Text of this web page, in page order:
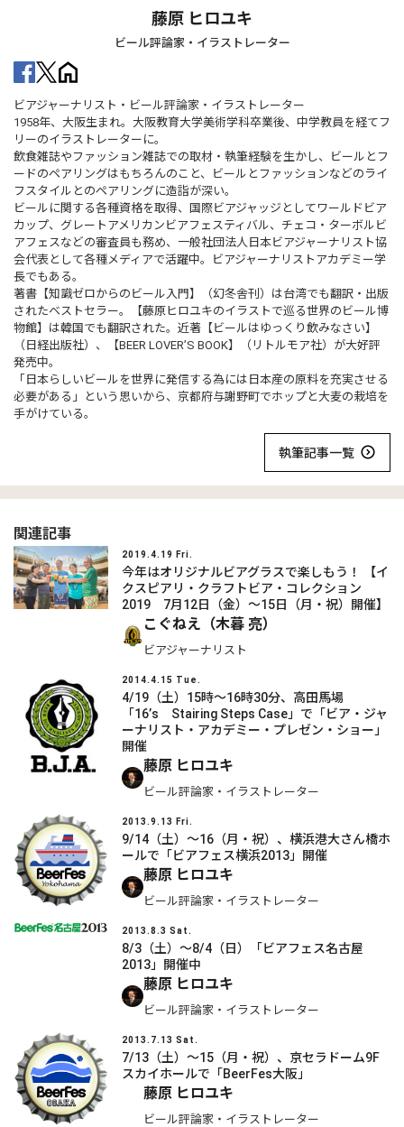
藤原 ヒロユキ
ビール評論家・イラストレーター
ビアジャーナリスト・ビール評論家・イラストレーター
1958年、大阪生まれ。大阪教育大学美術学科卒業後、中学教員を経てフ
リーのイラストレーターに。
飲食雑誌やファッション雑誌での取材・執筆経験を生かし、ビールとフ
ードのペアリングはもちろんのこと、ビールとファッションなどのライ
フスタイルとのペアリングに造詣が深い。
ビールに関する各種資格を取得、国際ビアジャッジとしてワールドビア
カップ、グレートアメリカンビアフェスティバル、チェコ・ターボルビ
アフェスなどの審査員も務め、一般社団法人日本ビアジャーナリスト協
会代表として各種メディアで活躍中。ビアジャーナリストアカデミー学
長でもある。
著書【知識ゼロからのビール入門】（幻冬舎刊）は台湾でも翻訳・出版
されたベストセラー。【藤原ヒロユキのイラストで巡る世界のビール博
物館】は韓国でも翻訳された。近著【ビールはゆっくり飲みなさい】
（日経出版社）、【BEER LOVER’S BOOK】（リトルモア社）が大好評
発売中。
「日本らしいビールを世界に発信する為には日本産の原料を充実させる
必要がある」という思いから、京都府与謝野町でホップと大麦の栽培を
手がけている。
執筆記事一覧
関連記事
2019.4.19 Fri.
今年はオリジナルビアグラスで楽しもう！ 【イ
クスピアリ・クラフトビア・コレクション
2019 7月12日（金）～15日（月・祝）開催】
こぐねえ（木暮 亮）
ビアジャーナリスト
2014.4.15 Tue.
4/19（土）15時～16時30分、高田馬場
「16’s Stairing Steps Case」で「ビア・ジャ
ーナリスト・アカデミー・プレゼン・ショー」
開催
藤原 ヒロユキ
ビール評論家・イラストレーター
2013.9.13 Fri.
9/14（土）～16（月・祝）、横浜港大さん橋ホ
ールで「ビアフェス横浜2013」開催
藤原 ヒロユキ
ビール評論家・イラストレーター
2013.8.3 Sat.
8/3（土）～8/4（日）「ビアフェス名古屋
2013」開催中
藤原 ヒロユキ
ビール評論家・イラストレーター
2013.7.13 Sat.
7/13（土）～15（月・祝）、京セラドーム9F
スカイホールで「BeerFes大阪」
藤原 ヒロユキ
ビール評論家・イラストレーター